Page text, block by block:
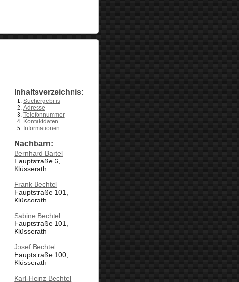
Inhaltsverzeichnis:
Suchergebnis
Adresse
Telefonnummer
Kontaktdaten
Informationen
Nachbarn:
Bernhard Bartel
Hauptstraße 6,
Klüsserath
Frank Bechtel
Hauptstraße 101,
Klüsserath
Sabine Bechtel
Hauptstraße 101,
Klüsserath
Josef Bechtel
Hauptstraße 100,
Klüsserath
Karl-Heinz Bechtel